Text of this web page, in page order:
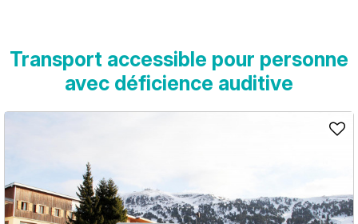
Transport accessible pour personne
avec déficience auditive